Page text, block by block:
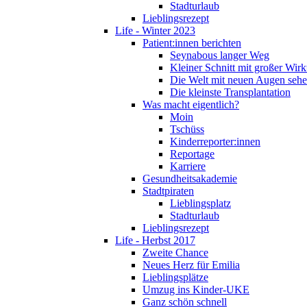
Stadturlaub
Lieblingsrezept
Life - Winter 2023
Patient:innen berichten
Seynabous langer Weg
Kleiner Schnitt mit großer
Die Welt mit neuen Augen
Die kleinste Transplantation
Was macht eigentlich?
Moin
Tschüss
Kinderreporter:innen
Reportage
Karriere
Gesundheitsakademie
Stadtpiraten
Lieblingsplatz
Stadturlaub
Lieblingsrezept
Life - Herbst 2017
Zweite Chance
Neues Herz für Emilia
Lieblingsplätze
Umzug ins Kinder-UKE
Ganz schön schnell